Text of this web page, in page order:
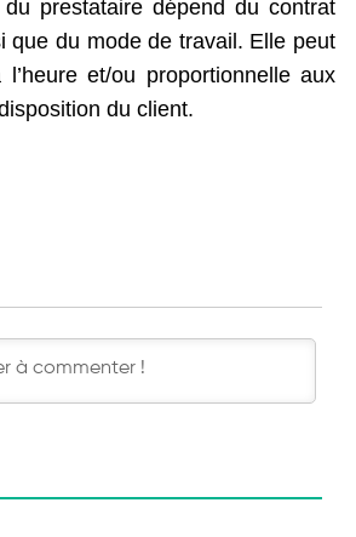
prestataire dépend du contrat
que du mode de travail. Elle peut
et/ou proportionnelle aux
du client.